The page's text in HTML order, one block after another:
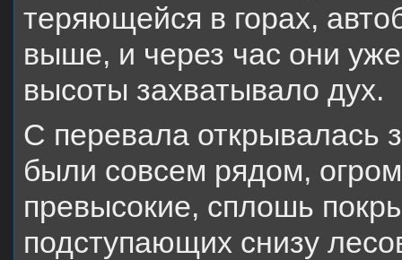
теряющейся в горах,
выше, и через час они
высоты захватывало дух.
С перевала
были совсем рядом,
превысокие, сплошь
подступающих снизу